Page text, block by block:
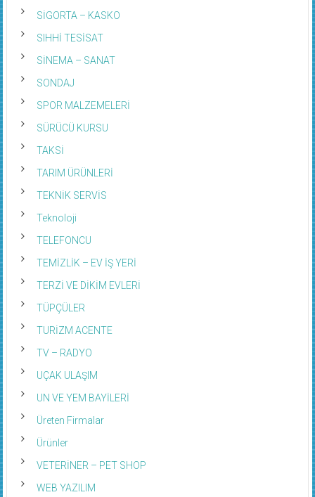
SİGORTA – KASKO
SIHHİ TESİSAT
SİNEMA – SANAT
SONDAJ
SPOR MALZEMELERİ
SÜRÜCÜ KURSU
TAKSİ
TARIM ÜRÜNLERİ
TEKNİK SERVİS
Teknoloji
TELEFONCU
TEMİZLİK – EV İŞ YERİ
TERZİ VE DİKİM EVLERİ
TÜPÇÜLER
TURİZM ACENTE
TV – RADYO
UÇAK ULAŞIM
UN VE YEM BAYİLERİ
Üreten Firmalar
Ürünler
VETERİNER – PET SHOP
WEB YAZILIM